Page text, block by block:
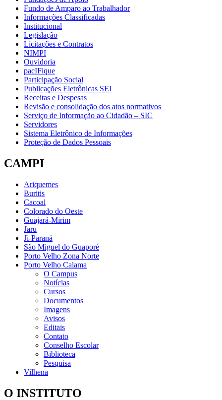
Fundo de Amparo ao Trabalhador
Informações Classificadas
Institucional
Legislação
Licitações e Contratos
NIMPI
Ouvidoria
pacIFique
Participação Social
Publicações Eletrônicas SEI
Receitas e Despesas
Revisão e consolidação dos atos normativos
Serviço de Informação ao Cidadão – SIC
Servidores
Sistema Eletrônico de Informações
Proteção de Dados Pessoais
CAMPI
Ariquemes
Buritis
Cacoal
Colorado do Oeste
Guajará-Mirim
Jaru
Ji-Paraná
São Miguel do Guaporé
Porto Velho Zona Norte
Porto Velho Calama
O Campus
Notícias
Cursos
Documentos
Imagens
Avisos
Editais
Contato
Conselho Escolar
Biblioteca
Pesquisa
Vilhena
O INSTITUTO